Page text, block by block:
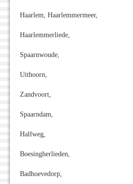
Haarlem, Haarlemmermeer,
Haarlemmerliede,
Spaarnwoude,
Uithoorn,
Zandvoort,
Spaarndam,
Halfweg,
Boesingherlieden,
Badhoevedorp,